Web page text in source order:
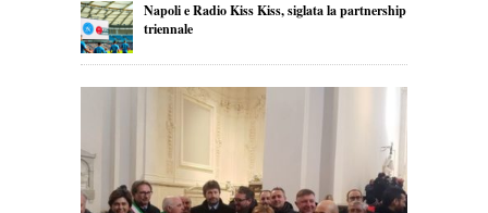
Napoli e Radio Kiss Kiss, siglata la partnership
triennale